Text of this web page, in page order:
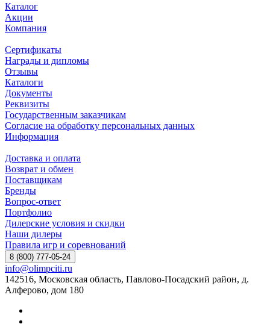
Каталог
Акции
Компания
Сертификаты
Награды и дипломы
Отзывы
Каталоги
Документы
Реквизиты
Государственным заказчикам
Согласие на обработку персональных данных
Информация
Доставка и оплата
Возврат и обмен
Поставщикам
Бренды
Вопрос-ответ
Портфолио
Дилерские условия и скидки
Наши дилеры
Правила игр и соревнований
8 (800) 777-05-24
info@olimpciti.ru
142516, Московская область, Павлово-Посадский район, д.
Алферово, дом 180